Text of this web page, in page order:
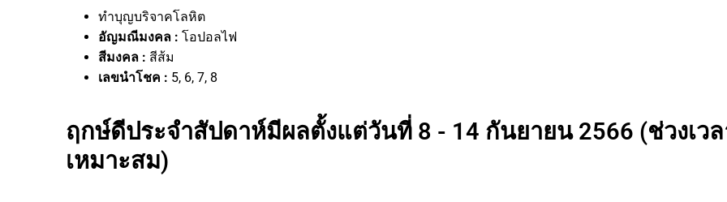
ทำบุญบริจาคโลหิต
อัญมณีมงคล : โอปอลไฟ
สีมงคล : สีส้ม
เลขนำโชค : 5, 6, 7, 8
ฤกษ์ดีประจำสัปดาห์มีผลตั้งแต่วันที่ 8 - 14 กันยายน 2566 (ช่วงเว
เหมาะสม)